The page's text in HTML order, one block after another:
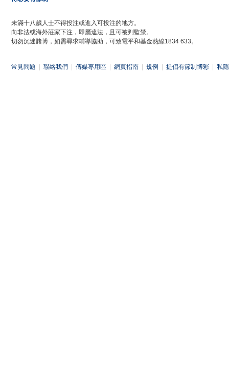
未滿十八歲人士不得投注或進入可投注的地方。
向非法或海外莊家下注，即屬違法，且可被判監禁。
切勿沉迷賭博，如需尋求輔導協助，可致電平和基金熱線1834 633。
常見問題 聯絡我們 傳媒專用區 網頁指南 規例 提倡有節制博彩 私